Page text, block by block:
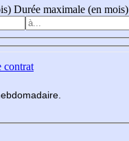
Durée maximale (en mois)
contrat
madaire